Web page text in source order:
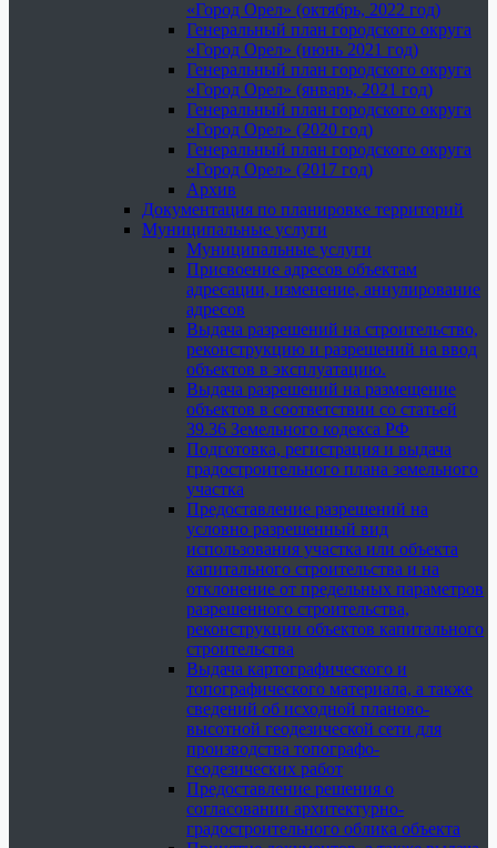
«Город Орел» (октябрь, 2022 год)
Генеральный план городского округа
«Город Орел» (июнь 2021 год)
Генеральный план городского округа
«Город Орел» (январь, 2021 год)
Генеральный план городского округа
«Город Орел» (2020 год)
Генеральный план городского округа
«Город Орел» (2017 год)
Архив
Документация по планировке территорий
Муниципальные услуги
Муниципальные услуги
Присвоение адресов объектам
адресации, изменение, аннулирование
адресов
Выдача разрешений на строительство,
реконструкцию и разрешений на ввод
объектов в эксплуатацию.
Выдача разрешений на размещение
объектов в соответствии со статьей
39.36 Земельного кодекса РФ
Подготовка, регистрация и выдача
градостроительного плана земельного
участка
Предоставление разрешений на
условно разрешенный вид
использования участка или объекта
капитального строительства и на
отклонение от предельных параметров
разрешенного строительства,
реконструкции объектов капитального
строительства
Выдача картографического и
топографического материала, а также
сведений об исходной планово-
высотной геодезической сети для
производства топографо-
геодезических работ
Предоставление решения о
согласовании архитектурно-
градостроительного облика объекта